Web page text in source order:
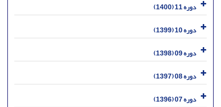
دوره 11 (1400)
دوره 10 (1399)
دوره 09 (1398)
دوره 08 (1397)
دوره 07 (1396)